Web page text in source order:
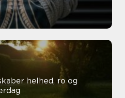
helhed, ro og